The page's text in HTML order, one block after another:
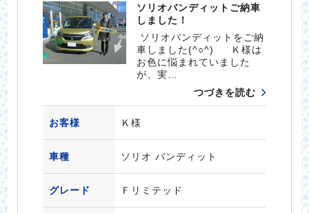
ソリオバンディットご納車
しました！
ソリオバンディットをご納
車しました(^○^) Ｋ様は
お色に悩まれていました
が、実…
つづきを読む
お客様 Ｋ様
車種 ソリオ バンディット
グレード Ｆリミテッド